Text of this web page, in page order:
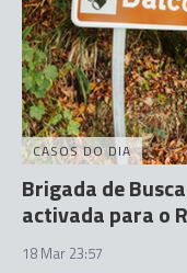
CASOS DO DIA
Brigada de
activada para o
18 Mar 23:57